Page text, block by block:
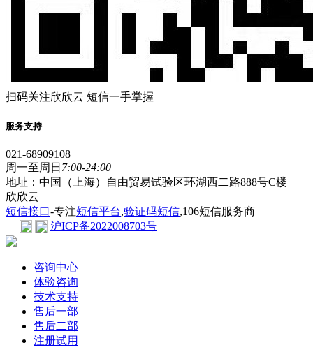
扫码关注欣欣云 短信一手掌握
服务支持
021-68909108
周一至周日 7:00-24:00
地址：中国（上海）自由贸易试验区环湖西二路888号C楼
欣欣云
短信接口-专注短信平台,验证码短信,106短信服务商
沪ICP备2022008703号
咨询中心
体验咨询
技术支持
售后一部
售后二部
注册试用